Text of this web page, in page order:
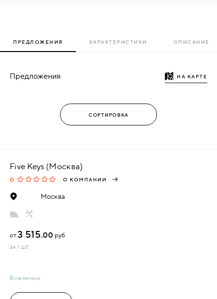
ПРЕДЛОЖЕНИЯ ХАРАКТЕРИСТИКИ ОПИСАНИЕ
Предложения НА КАРТЕ
Five Keys (Москва)
0 О КОМПАНИИ
Москва
В наличии
от3 515.00 руб
ЗА 1 ШТ.